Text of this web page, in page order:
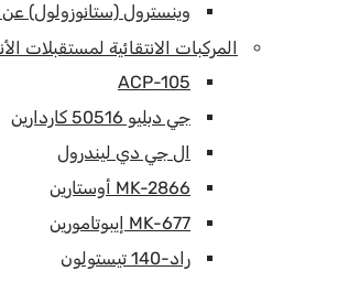
وينسترول (ستانوزولول)
المركبات الانتقائية لمستقبلات
ACP-105
جي دبليو 50516 كاردارين
ال جي دي ليندرول
MK-2866 أوستارين
MK-677 إيبوتامورين
راد-140 تيستولون